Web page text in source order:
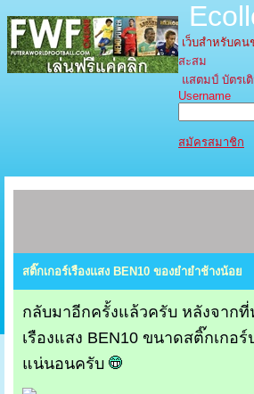
เว็บสำหรับค
สะสม
แสตมป์ บัตรเ
สมัครสมาชิก
สติ๊กเกอร์เรืองแสง BEN10 ของยำยำช้างน้อย
กลับมาอีกครั้งแล้วครับ หลังจาก
เรืองแสง BEN10 ขนาดสติ๊กเก
แน่นอนครับ